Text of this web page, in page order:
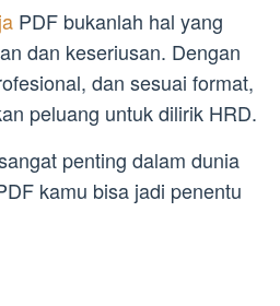
PDF bukanlah hal yang
dan keseriusan. Dengan
dan sesuai format,
peluang untuk dilirik HRD.
penting dalam dunia
kamu bisa jadi penentu